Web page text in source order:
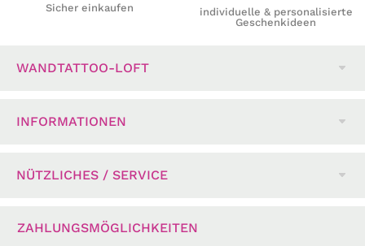
Sicher einkaufen
individuelle & personalisierte
Geschenkideen
WANDTATTOO-LOFT
INFORMATIONEN
NÜTZLICHES / SERVICE
ZAHLUNGSMÖGLICHKEITEN